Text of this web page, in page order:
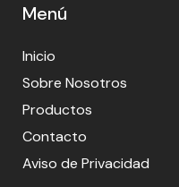
Menú
Inicio
Sobre Nosotros
Productos
Contacto
Aviso de Privacidad